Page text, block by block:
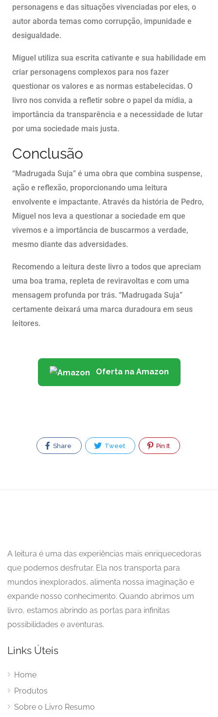
personagens e das situações vivenciadas por eles, o
autor aborda temas como corrupção, impunidade e
desigualdade.
Miguel utiliza sua escrita cativante e sua habilidade em
criar personagens complexos para nos fazer
questionar os valores e as normas estabelecidas. O
livro nos convida a refletir sobre o papel da mídia, a
importância da transparência e a necessidade de lutar
por uma sociedade mais justa.
Conclusão
“Madrugada Suja” é uma obra que combina suspense,
ação e reflexão, proporcionando uma leitura
envolvente e impactante. Através da história de Pedro,
Miguel nos leva a questionar a sociedade em que
vivemos e a importância de buscarmos a verdade,
mesmo diante das adversidades.
Recomendo a leitura deste livro a todos que apreciam
uma boa trama, repleta de reviravoltas e com uma
mensagem profunda por trás. “Madrugada Suja”
certamente deixará uma marca duradoura em seus
leitores.
Oferta na Amazon
Share Tweet Pin It
A leitura é uma das experiências mais enriquecedoras
que podemos desfrutar. Ela nos transporta para
mundos inexplorados, alimenta nossa imaginação e
expande nosso conhecimento. Quando abrimos um
livro, estamos abrindo as portas para infinitas
possibilidades e aventuras.
Links Úteis
Home
Produtos
Sobre o Livro Resumo